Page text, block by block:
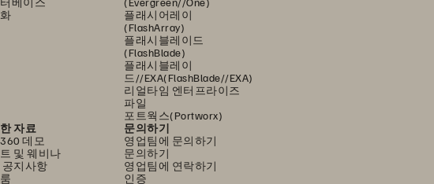
플래시어레이
(FlashArray)
플래시블레이드
(FlashBlade)
플래시블레이
드//EXA(FlashBlade//EXA)
리얼타임 엔터프라이즈
파일
포트웍스(Portworx)
자료
데모
및 웨비나
공지사항
문의하기
영업팀에 문의하기
문의하기
영업팀에 연락하기
인증